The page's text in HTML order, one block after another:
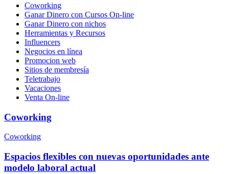
Coworking
Ganar Dinero con Cursos On-line
Ganar Dinero con nichos
Herramientas y Recursos
Influencers
Negocios en línea
Promocion web
Sitios de membresía
Teletrabajo
Vacaciones
Venta On-line
Coworking
Coworking
Espacios flexibles con nuevas oportunidades ante
modelo laboral actual